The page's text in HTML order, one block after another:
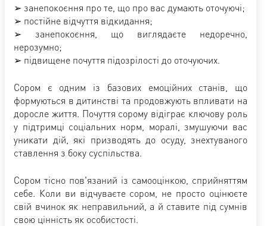
➢ занепокоєння про те, що про вас думають оточуючі;
➢ постійне відчуття відкидання;
➢ занепокоєння, що виглядаєте недоречно,
нерозумно;
➢ підвищене почуття підозрілості до оточуючих.
Сором є одним із базових емоційних станів, що
формуються в дитинстві та продовжують впливати на
доросле життя. Почуття сорому відіграє ключову роль
у підтримці соціальних норм, моралі, змушуючи вас
уникати дій, які призводять до осуду, знехтуваного
ставлення з боку суспільства.
Сором тісно пов'язаний із самооцінкою, сприйняттям
себе. Коли ви відчуваєте сором, не просто оцінюєте
свій вчинок як неправильний, а й ставите під сумнів
свою цінність як особистості.